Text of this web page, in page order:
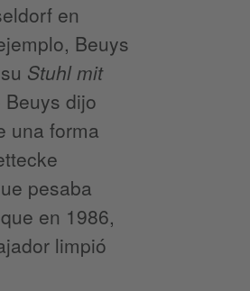
en
Beuys
Stuhl mit
dijo
una forma
pesaba
en 1986,
limpió